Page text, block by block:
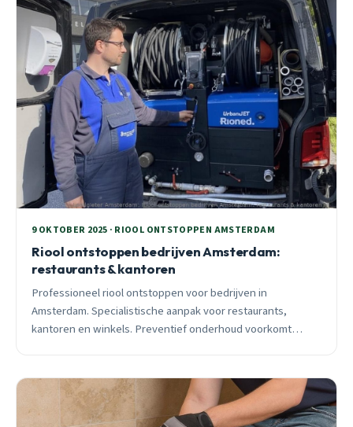
9 OKTOBER 2025 · RIOOL ONTSTOPPEN AMSTERDAM
Riool ontstoppen bedrijven Amsterdam:
restaurants & kantoren
Professioneel riool ontstoppen voor bedrijven in
Amsterdam. Specialistische aanpak voor restaurants,
kantoren en winkels. Preventief onderhoud voorkomt